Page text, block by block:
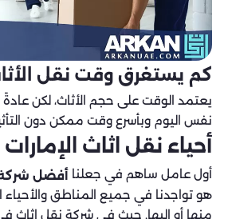
كم يستغرق وقت نقل
يعتمد الوقت على حجم الأثاث، لكن عادةً
نفس اليوم وبأسرع وقت ممكن دون
أحياء نقل اثاث
أول عامل ساهم في جعلنا أفضل
هو تواجدنا في جميع المناطق والأحياء
منها أو اليها. حيث في شركة نقل اثاث